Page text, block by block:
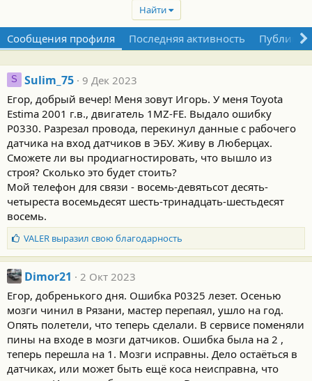
Найти
Сообщения профиля Последняя активность
S Sulim_75
9 Дек 2023
Егор, добрый вечер! Меня зовут Игорь. У меня Toyota
Estima 2001 г.в., двигатель 1MZ-FE. Выдало ошибку
Р0330. Разрезал провода, перекинул данные с рабочего
датчика на вход датчиков в ЭБУ. Живу в Люберцах.
Сможете ли вы продиагностировать, что вышло из
строя? Сколько это будет стоить?
Мой телефон для связи - восемь-девятьсот десять-
четыреста восемьдесят шесть-тринадцать-шестьдесят
восемь.
Б
л
а
г
д
а
р
н
о
VALERвыразил свою благодарность
Dimor21
2 Окт 2023
Егор, добренького дня. Ошибка Р0325 лезет. Осенью
мозги чинил в Рязани, мастер перепаял, ушло на год.
Опять полетели, что теперь сделали. В сервисе поменяли
пины на входе в мозги датчиков. Ошибка была на 2 ,
теперь перешла на 1. Мозги исправны. Дело остаёться в
датчиках, или может быть ещё коса неисправна, что